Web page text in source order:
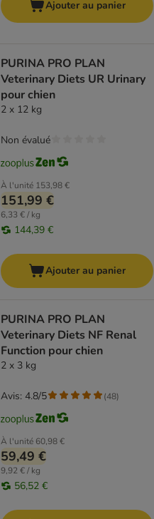
Ajouter au panier
PURINA PRO PLAN
Veterinary Diets UR Urinary
pour chien
2 x 12 kg
À l'unité 153,98 €
151,99 €
6,33 € / kg
144,39 €
Non évalué
Ajouter au panier
PURINA PRO PLAN
Veterinary Diets NF Renal
Function pour chien
2 x 3 kg
À l'unité 60,98 €
59,49 €
9,92 € / kg
56,52 €
Avis: 4.8/5 (48)